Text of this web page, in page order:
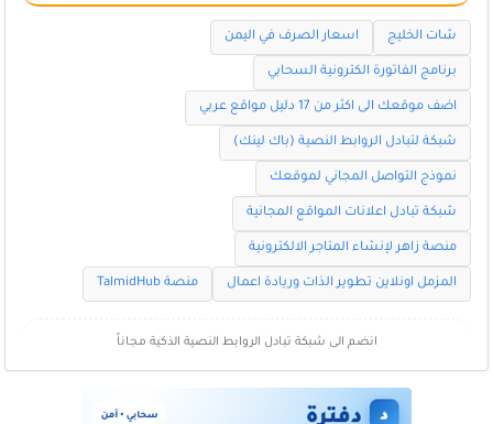
شات الخليج اسعار الصرف في اليمن
برنامج الفاتورة الكترونية السحابي
اضف موقعك الى اكثر من 17 دليل مواقع عربي
شبكة لتبادل الروابط النصية (باك لينك)
نموذج التواصل المجاني لموقعك
شبكة تبادل اعلانات المواقع المجانية
منصة زاهر لإنشاء المتاجر الالكترونية
المزمل اونلاين تطوير الذات وريادة اعمال منصة TalmidHub
انضم الى شبكة تبادل الروابط النصية الذكية مجاناً